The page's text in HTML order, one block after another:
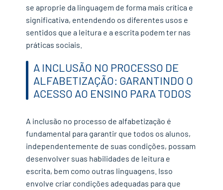
se aproprie da linguagem de forma mais crítica e
significativa, entendendo os diferentes usos e
sentidos que a leitura e a escrita podem ter nas
práticas sociais.
A INCLUSÃO NO PROCESSO DE
ALFABETIZAÇÃO: GARANTINDO O
ACESSO AO ENSINO PARA TODOS
A inclusão no processo de alfabetização é
fundamental para garantir que todos os alunos,
independentemente de suas condições, possam
desenvolver suas habilidades de leitura e
escrita, bem como outras linguagens. Isso
envolve criar condições adequadas para que